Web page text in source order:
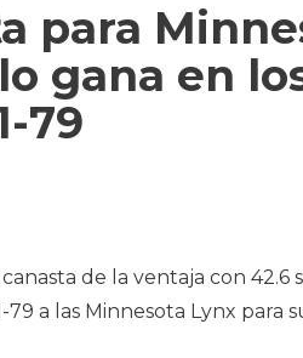
para
gana en
79
de la ventaja con 42.6
a las Minnesota Lynx para